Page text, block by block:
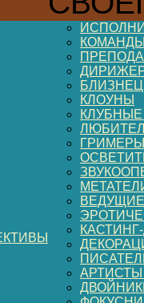
КЛОУНЫ
КЛУБНЫЕ
ГРИМЕРЫ